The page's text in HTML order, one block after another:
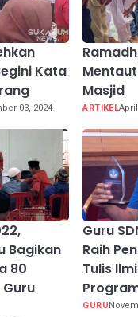
Kata
03, 2024
Masjid
ARTIKEL
Bagikan
80
Guru
Raih
Tulis
GURU